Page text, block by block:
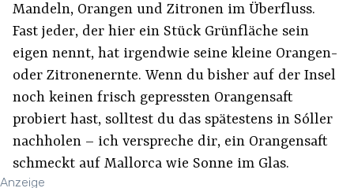
Mandeln, Orangen und Zitronen im Überfluss.
Fast jeder, der hier ein Stück Grünfläche sein
eigen nennt, hat irgendwie seine kleine Orangen-
oder Zitronenernte. Wenn du bisher auf der Insel
noch keinen frisch gepressten Orangensaft
probiert hast, solltest du das spätestens in Sóller
nachholen – ich verspreche dir, ein Orangensaft
schmeckt auf Mallorca wie Sonne im Glas.
Anzeige